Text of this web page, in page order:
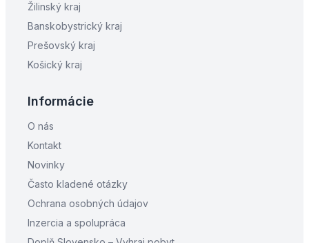
Žilinský kraj
Banskobystrický kraj
Prešovský kraj
Košický kraj
Informácie
O nás
Kontakt
Novinky
Často kladené otázky
Ochrana osobných údajov
Inzercia a spolupráca